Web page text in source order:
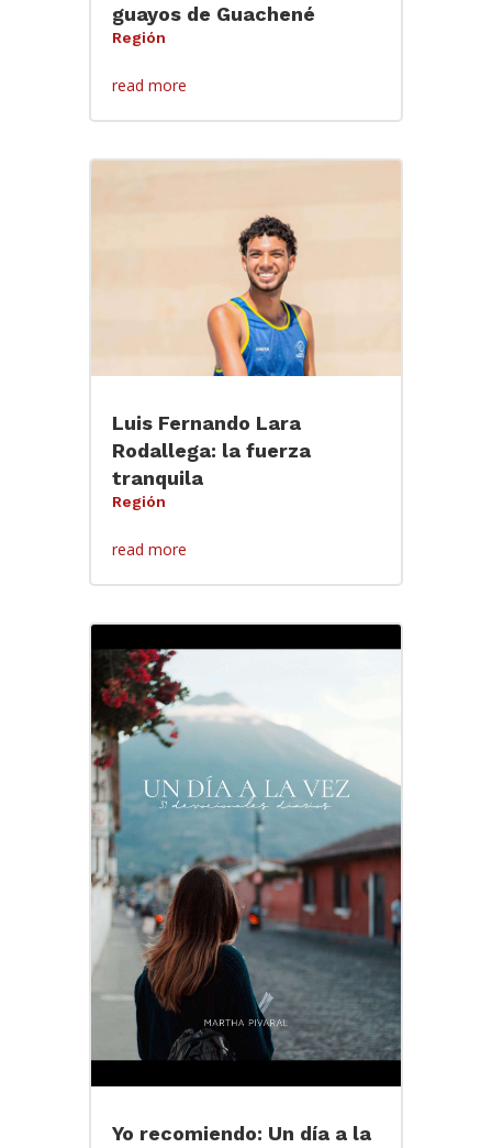
guayos de Guachené
Región
read more
Luis Fernando Lara
Rodallega: la fuerza
tranquila
Región
read more
Yo recomiendo: Un día a la